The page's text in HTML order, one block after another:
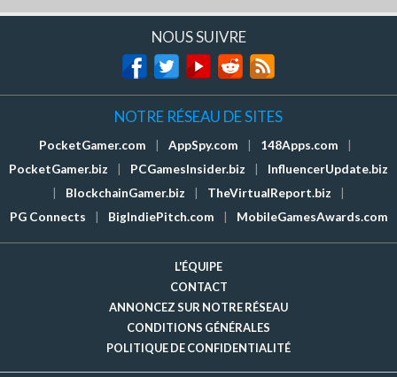
NOUS SUIVRE
NOTRE RÉSEAU DE SITES
PocketGamer.com AppSpy.com 148Apps.com
PocketGamer.biz
PCGamesInsider.biz
InfluencerUpdate.biz
BlockchainGamer.biz TheVirtualReport.biz
PG Connects
BigIndiePitch.com MobileGamesAwards.com
L'ÉQUIPE
CONTACT
ANNONCEZ SUR NOTRE RÉSEAU
CONDITIONS GÉNÉRALES
POLITIQUE DE CONFIDENTIALITÉ